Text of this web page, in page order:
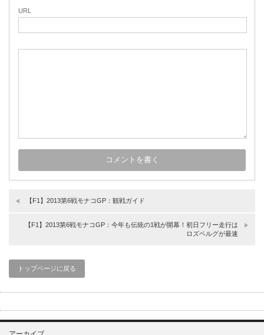
URL
【F1】2013第6戦モナコGP：観戦ガイド
【F1】2013第6戦モナコGP：今年も伝統の1戦が開幕！初日フリー走行は
ロズベルグが最速
トップページに戻る